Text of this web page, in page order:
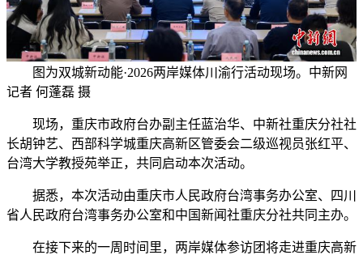
图为双城新动能·2026两岸媒体川渝行活动现场。中新网
记者 何蓬磊 摄
现场，重庆市政府台办副主任蓝治华、中新社重庆分社社
长胡钟艺、西部科学城重庆高新区管委会二级巡视员张红平、
台湾大学教授苑举正，共同启动本次活动。
据悉，本次活动由重庆市人民政府台湾事务办公室、四川
省人民政府台湾事务办公室和中国新闻社重庆分社共同主办。
在接下来的一周时间里，两岸媒体参访团将走进重庆高新